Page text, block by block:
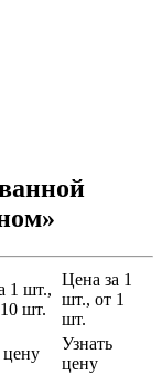
1 шт.,
шт.
Цена за 1
шт., от 1
шт.
цену
Узнать
цену